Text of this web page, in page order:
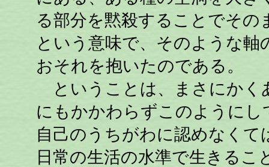
る部分を黙殺することでそ
という意味で、そのような
おそれを抱いたのである。
ということは、まさにかく
にもかかわらずこのように
自己のうちがわに認めなく
日常の生活の水準で生きる